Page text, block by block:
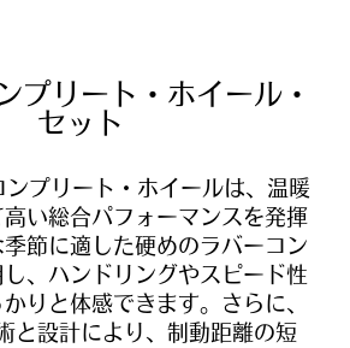
プリート・ホイール・
セット
ンプリート・ホイールは、温暖
い総合パフォーマンスを発揮
季節に適した硬めのラバーコン
、ハンドリングやスピード性
りと体感できます。さらに、
と設計により、制動距離の短